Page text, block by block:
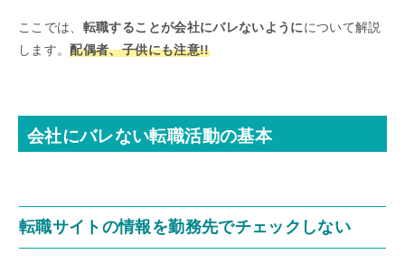
ここでは、 転職することが会社にバレないようにについて解説
します。配偶者、子供にも注意!!
会社にバレない転職活動の基本
転職サイトの情報を勤務先でチェックしない